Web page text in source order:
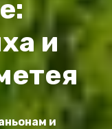
и
и